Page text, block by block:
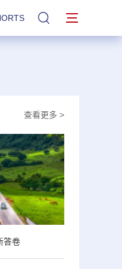
站內搜索
查看更多 >
答卷